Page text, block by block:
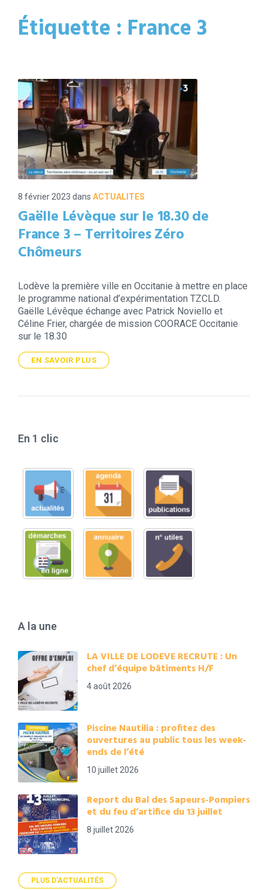
Étiquette : France 3
8 février 2023 dans ACTUALITES
Gaëlle Lévèque sur le 18.30 de
France 3 – Territoires Zéro
Chômeurs
Lodève la première ville en Occitanie à mettre en place
le programme national d’expérimentation TZCLD.
Gaëlle Lévêque échange avec Patrick Noviello et
Céline Frier, chargée de mission COORACE Occitanie
sur le 18.30
EN SAVOIR PLUS
En 1 clic
A la une
LA VILLE DE LODEVE RECRUTE : Un
chef d’équipe bâtiments H/F
4 août 2026
Piscine Nautilia : profitez des
ouvertures au public tous les week-
ends de l’été
10 juillet 2026
Report du Bal des Sapeurs-Pompiers
et du feu d’artifice du 13 juillet
8 juillet 2026
PLUS D'ACTUALITÉS